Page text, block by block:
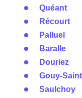
Quéant
Récourt
Palluel
Baralle
Douriez
Gouy-
Saulchoy